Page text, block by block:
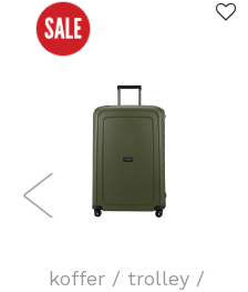
koffer / trolley /